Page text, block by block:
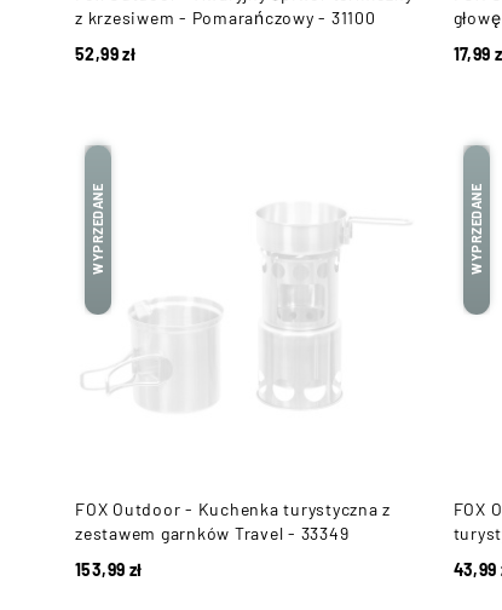
z krzesiwem - Pomarańczowy - 31100
52,99zł
17,99
WYPRZEDANE
FOX Outdoor - Kuchenka turystyczna z
zestawem garnków Travel - 33349
153,99 zł
WYPRZEDANE
FOX
43,99